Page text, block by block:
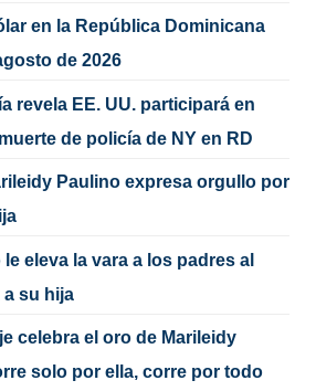
en la República Dominicana
de 2026
revela EE. UU. participará en
de policía de NY en RD
Paulino expresa orgullo por
eleva la vara a los padres al
a su hija
celebra el oro de Marileidy
solo por ella, corre por todo